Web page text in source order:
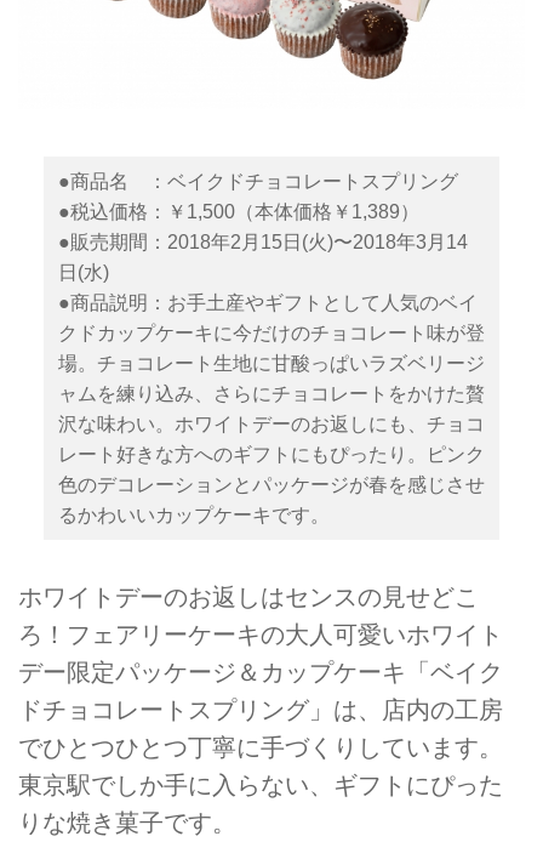
●商品名 ：ベイクドチョコレートスプリング
●税込価格：￥1,500（本体価格￥1,389）
●販売期間：2018年2月15日(火)〜2018年3月14
日(水)
●商品説明：お手土産やギフトとして人気のベイ
クドカップケーキに今だけのチョコレート味が登
場。チョコレート生地に甘酸っぱいラズベリージ
ャムを練り込み、さらにチョコレートをかけた贅
沢な味わい。ホワイトデーのお返しにも、チョコ
レート好きな方へのギフトにもぴったり。ピンク
色のデコレーションとパッケージが春を感じさせ
るかわいいカップケーキです。
ホワイトデーのお返しはセンスの見せどこ
ろ！フェアリーケーキの大人可愛いホワイト
デー限定パッケージ＆カップケーキ「ベイク
ドチョコレートスプリング」は、店内の工房
でひとつひとつ丁寧に手づくりしています。
東京駅でしか手に入らない、ギフトにぴった
りな焼き菓子です。